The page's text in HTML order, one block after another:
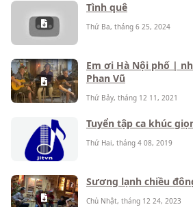
Tình quê
Thứ Ba, tháng 6 25, 2024
Em ơi Hà Nội phố |
Phan Vũ
Thứ Bảy, tháng 12 11, 2021
Tuyển tập ca khúc
Thứ Hai, tháng 4 08, 2019
Sương lạnh chiều
Chủ Nhật, tháng 12 24, 2023